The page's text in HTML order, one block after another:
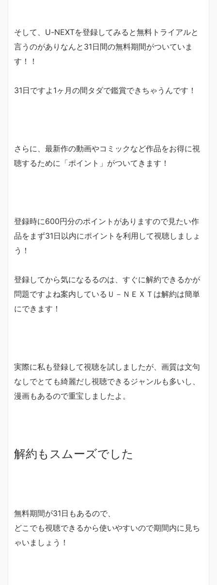
そして、U-NEXTを登録してみると無料トライアルと
言うのがありなんと31日間の無料期間がついていま
す！！
31日ですよ1ヶ月の間タダで鑑賞できちゃうんです！
さらに、最新作の動画やコミックなど作品をお得に視
聴するために「ポイント 」がついてきます！
登録時に600円分のポイントがありますので見たい作
品をまず31日以内にポイントを利用して視聴しましょ
う！
登録してから気になるるのは、すぐに解約できるかが
問題ですよね案内しているＵ－ＮＥＸＴは解約は簡単
にできます！
実際に私も登録して視聴を試しましたが、画質は文句
なしでとても綺麗だし視聴できるジャンルも多いし、
漫画もあるので重宝しましたよ。
解約もスムーズでした
無料期間が31日もあるので、
どこでも視聴できるから使いやすいので期間内に見ち
ゃいましょう！